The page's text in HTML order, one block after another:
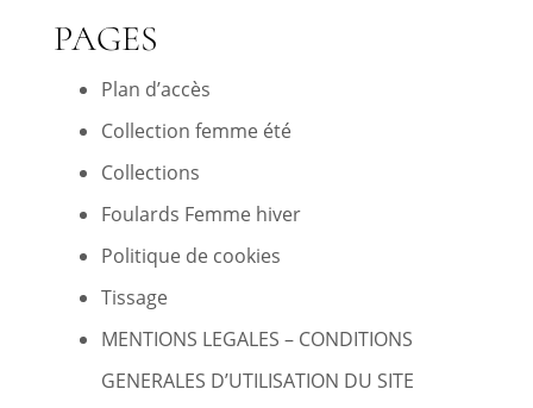
PAGES
Plan d’accès
Collection femme été
Collections
Foulards Femme hiver
Politique de cookies
Tissage
MENTIONS LEGALES – CONDITIONS
GENERALES D’UTILISATION DU SITE